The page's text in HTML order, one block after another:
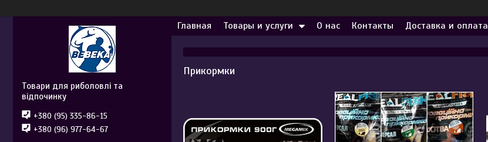
Главная Товары и услуги О нас Контакты Доставка и оплата
Прикормки
Товари для риболовлі та
відпочинку
+380 (95) 335-86-15
+380 (96) 977-64-67